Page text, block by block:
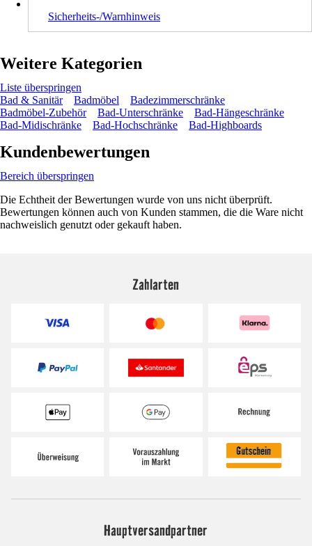
Sicherheits-/Warnhinweis
Weitere Kategorien
Liste überspringen
Bad & Sanitär
Badmöbel
Badezimmerschränke
Badmöbel-Zubehör
Bad-Unterschränke
Bad-Hängeschränke
Bad-Midischränke
Bad-Hochschränke Bad-Highboards
Kundenbewertungen
Bereich überspringen
Die Echtheit der Bewertungen wurde von uns nicht überprüft.
Bewertungen können auch von Kunden stammen, die die Ware nicht
nachweislich genutzt oder gekauft haben.
Zahlarten
Hauptversandpartner